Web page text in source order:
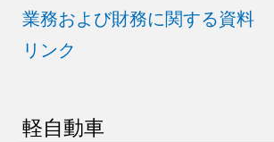
業務および財務に関する資料
リンク
軽自動車